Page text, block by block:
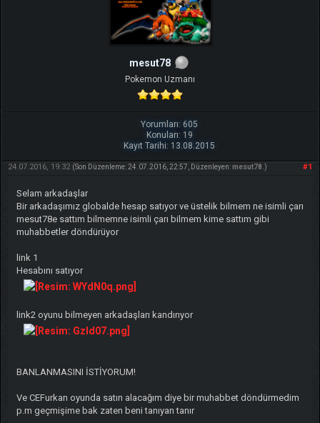
mesut78
Pokemon Uzmanı
Yorumları: 605
Konuları: 19
Kayıt Tarihi: 13.08.2015
#1
24.07.2016, 19:32 (Son Düzenleme: 24.07.2016, 22:57, Düzenleyen:mesut78 .)
Selam arkadaşlar
Bir arkadaşımız globalde hesap satıyor ve üstelik bilmem ne isimli çarı
mesut78e sattım bilmemne isimli çarı bilmem kime sattım gibi
muhabbetler döndürüyor
link 1
Hesabını satıyor
link2 oyunu bilmeyen arkadaşları kandırıyor
BANLANMASINI İSTİYORUM!
Ve CEFurkan oyunda satın alacağım diye bir muhabbet döndürmedim
p.m geçmişime bak zaten beni tanıyan tanır